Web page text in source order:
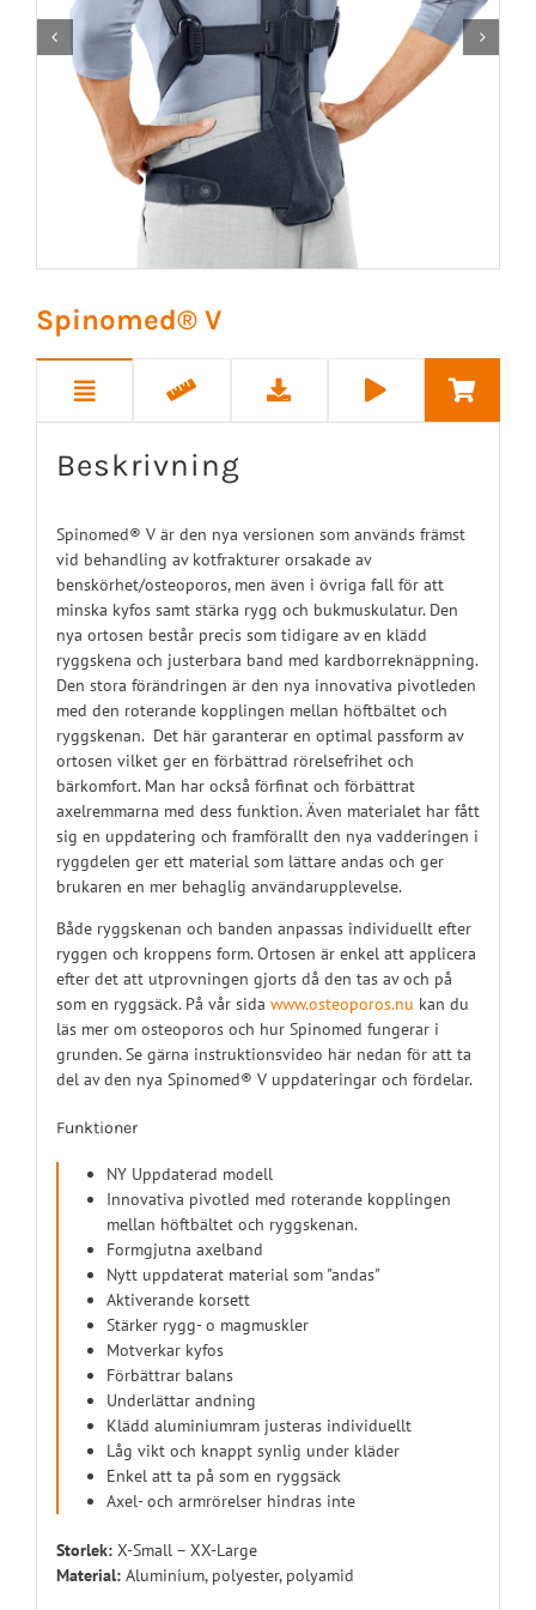
 
Spinomed® V
Beskrivning
Spinomed® V är den nya versionen som används främst
vid behandling av kotfrakturer orsakade av
benskörhet/osteoporos, men även i övriga fall för att
minska kyfos samt stärka rygg och bukmuskulatur. Den
nya ortosen består precis som tidigare av en klädd
ryggskena och justerbara band med kardborreknäppning.
Den stora förändringen är den nya innovativa pivotleden
med den roterande kopplingen mellan höftbältet och
ryggskenan. Det här garanterar en optimal passform av
ortosen vilket ger en förbättrad rörelsefrihet och
bärkomfort. Man har också förfinat och förbättrat
axelremmarna med dess funktion. Även materialet har fått
sig en uppdatering och framförallt den nya vadderingen i
ryggdelen ger ett material som lättare andas och ger
brukaren en mer behaglig användarupplevelse.
Både ryggskenan och banden anpassas individuellt efter
ryggen och kroppens form. Ortosen är enkel att applicera
efter det att utprovningen gjorts då den tas av och på
som en ryggsäck. På vår sida www.osteoporos.nu kan du
läs mer om osteoporos och hur Spinomed fungerar i
grunden. Se gärna instruktionsvideo här nedan för att ta
del av den nya Spinomed® V uppdateringar och fördelar.
Funktioner
NY Uppdaterad modell
Innovativa pivotled med roterande kopplingen
mellan höftbältet och ryggskenan.
Formgjutna axelband
Nytt uppdaterat material som "andas"
Aktiverande korsett
Stärker rygg- o magmuskler
Motverkar kyfos
Förbättrar balans
Underlättar andning
Klädd aluminiumram justeras individuellt
Låg vikt och knappt synlig under kläder
Enkel att ta på som en ryggsäck
Axel- och armrörelser hindras inte
Storlek:X-Small – XX-Large
Material:Aluminium, polyester, polyamid